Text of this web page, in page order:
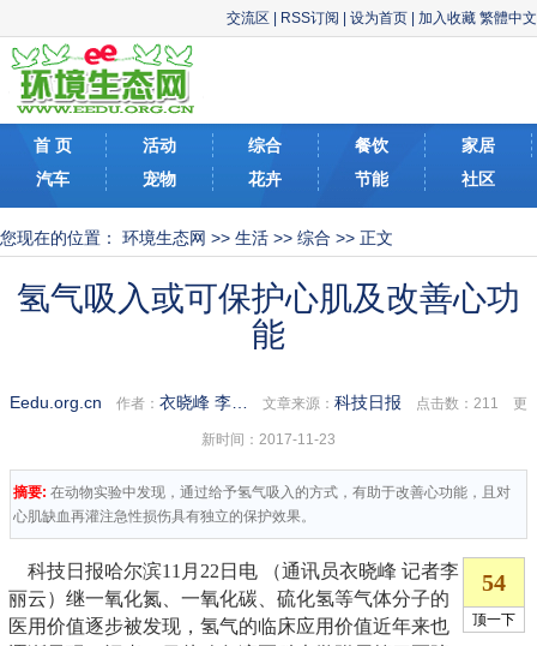
交流区 RSS订阅 设为首页 加入收藏 繁體中文
首 页 活动 综合 餐饮
家居
汽车
宠物 花卉 节能 社区
您现在的位置： 环境生态网 >> 生活 >> 综合 >> 正文
氢气吸入或可保护心肌及改善心功
能
Eedu.org.cn 作者： 衣晓峰 李… 文章来源： 科技日报 点击数： 211 更
新时间：2017-11-23
摘要: 在动物实验中发现，通过给予氢气吸入的方式，有助于改善心功能，且对
心肌缺血再灌注急性损伤具有独立的保护效果。
科技日报哈尔滨11月22日电 （通讯员衣晓峰 记者李
丽云）继一氧化氮、一氧化碳、硫化氢等气体分子的
医用价值逐步被发现，氢气的临床应用价值近年来也